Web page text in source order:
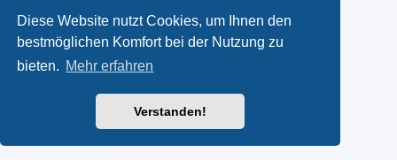
Diese Website nutzt Cookies, um Ihnen den
bestmöglichen Komfort bei der Nutzung zu
bieten. Mehr erfahren
Verstanden!